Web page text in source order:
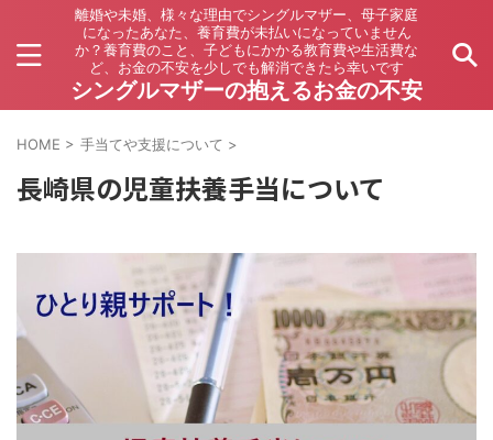
離婚や未婚、様々な理由でシングルマザー、母子家庭
になったあなた、養育費が未払いになっていません
か？養育費のこと、子どもにかかる教育費や生活費な
ど、お金の不安を少しでも解消できたら幸いです
シングルマザーの抱えるお金の不安
HOME > 手当てや支援について >
長崎県の児童扶養手当について